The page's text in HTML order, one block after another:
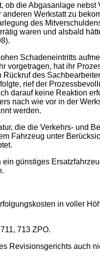
die Abgasanlage nebst
Werkstatt zu
des
waren und alsbald
Schadeneintritts
vorgetragen, hat ihr
des
rief der
darauf keine Reaktion
nach wie vor in der
werden.
die die Verkehrs- und
Fahrzeug unter
günstiges
in voller
713 ZPO.
Revisionsgerichts auch